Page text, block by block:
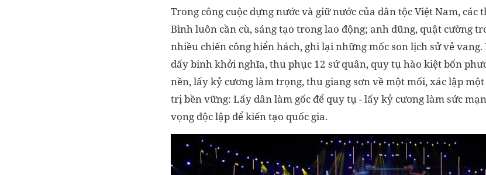
Trong công cuộc dựng nước và giữ nước của dân tộc Việt Nam, các
Bình luôn cần cù, sáng tạo trong lao động; anh dũng, quật cường
nhiều chiến công hiển hách, ghi lại những mốc son lịch sử vẻ
dấy binh khởi nghĩa, thu phục 12 sứ quân, quy tụ hào kiệt bốn
nền, lấy kỷ cương làm trọng, thu giang sơn về một mối, xác lập
trị bền vững: Lấy dân làm gốc để quy tụ - lấy kỷ cương làm sức
vọng độc lập để kiến tạo quốc gia.